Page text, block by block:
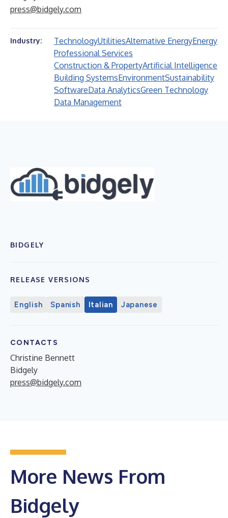
press@bidgely.com
Industry: TechnologyUtilitiesAlternative EnergyEnergy
Professional Services
Construction & PropertyArtificial Intelligence
Building SystemsEnvironmentSustainability
SoftwareData AnalyticsGreen Technology
Data Management
BIDGELY
RELEASE VERSIONS
English Spanish Italian Japanese
CONTACTS
Christine Bennett
Bidgely
press@bidgely.com
More News From
Bidgely